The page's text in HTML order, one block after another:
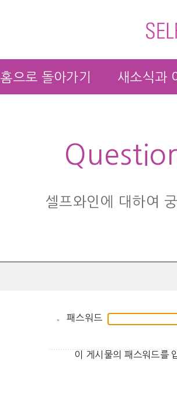
홈으로 돌아가기 새소식과
셀프와인에 대하여
패스워드
이 게시물의 패스워드를